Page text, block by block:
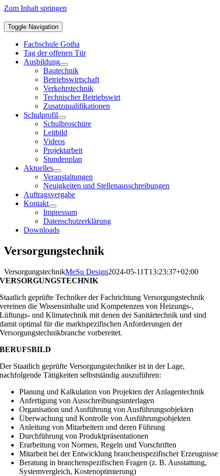
Zum Inhalt springen
Toggle Navigation
Fachschule Gotha
Tag der offenen Tür
Ausbildung
Bautechnik
Betriebswirtschaft
Verkehrstechnik
Technischer Betriebswirt
Zusatzqualifikationen
Schulprofil
Schulbroschüre
Leitbild
Videos
Projektarbeit
Stundenplan
Aktuelles
Veranstaltungen
Neuigkeiten und Stellenausschreibungen
Auftragsvergabe
Kontakt
Impressum
Datenschutzerklärung
Downloads
Versorgungstechnik
VersorgungstechnikMeSu Design2024-05-11T13:23:37+02:00
VERSORGUNGSTECHNIK
Staatlich geprüfte Techniker der Fachrichtung Versorgungstechnik
vereinen die Wissensinhalte und Kompetenzen von Heizungs-,
Lüftungs- und Klimatechnik mit denen der Sanitärtechnik und sind
damit optimal für die marktspezifischen Anforderungen der
Versorgungstechnikbranche vorbereitet.
BERUFSBILD
Der Staatlich geprüfte Versorgungstechniker ist in der Lage,
nachfolgende Tätigkeiten selbstständig auszuführen:
Planung und Kalkulation von Projekten der Anlagentechnik
Anfertigung von Ausschreibungsunterlagen
Organisation und Ausführung von Ausführungsobjekten
Überwachung und Kontrolle von Ausführungsobjekten
Anleitung von Mitarbeitern und deren Führung
Durchführung von Produktpräsentationen
Erarbeitung von Normen, Regeln und Vorschriften
Mitarbeit bei der Entwicklung branchenspezifischer Erzeugnisse
Beratung in branchenspezifischen Fragen (z. B. Ausstattung,
Systemvergleich, Kostenoptimierung)